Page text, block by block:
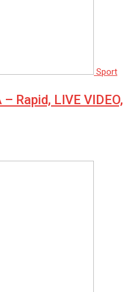
Sport
Rapid, LIVE VIDEO,